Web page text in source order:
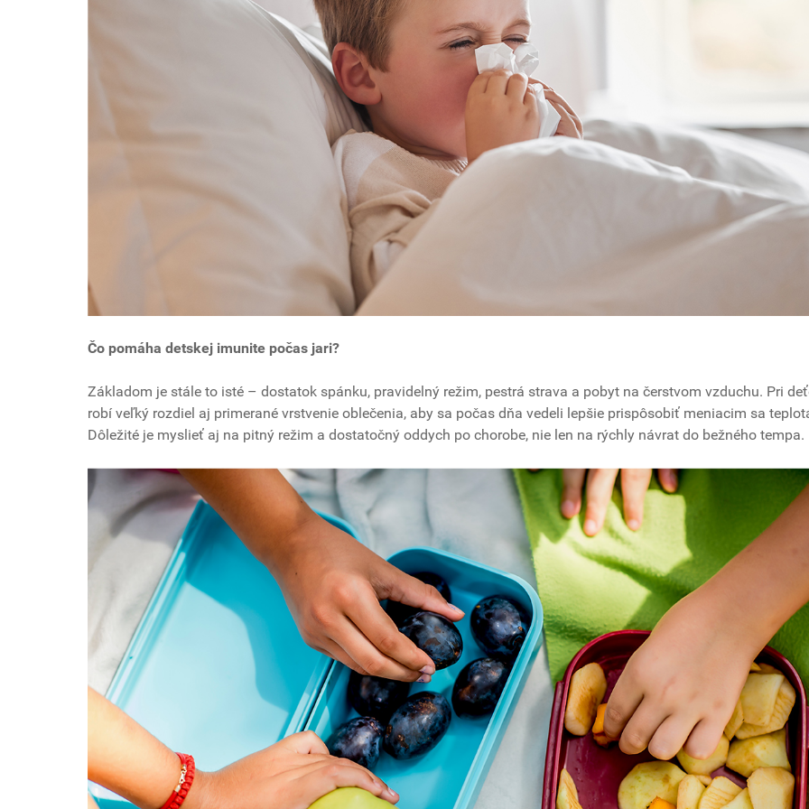
Čo pomáha detskej imunite počas jari?
Základom je stále to isté – dostatok spánku, pravidelný režim, pestrá strava a pobyt na čerstvom vzduchu. Pri
robí veľký rozdiel aj primerané vrstvenie oblečenia, aby sa počas dňa vedeli lepšie prispôsobiť meniacim sa
Dôležité je myslieť aj na pitný režim a dostatočný oddych po chorobe, nie len na rýchly návrat do bežného tempa.